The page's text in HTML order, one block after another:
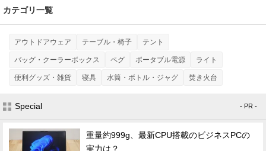
カテゴリ一覧
アウトドアウェア テーブル・椅子 テント
バッグ・クーラーボックス ペグ ポータブル電源 ライト
便利グッズ・雑貨 寝具 水筒・ボトル・ジャグ 焚き火台
Special - PR -
重量約999g、最新CPU搭載のビジネスPCの
実力は？